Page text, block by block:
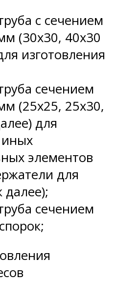
с сечением
(30х30, 40х30
изготовления
сечением
(25х25, 25х30,
для
элементов
для
далее);
сечением